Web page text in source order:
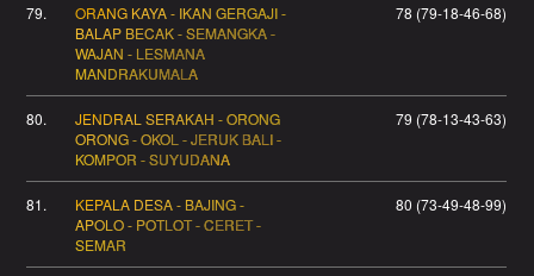
79.
ORANG KAYA - IKAN GERGAJI -
BALAP BECAK - SEMANGKA -
WAJAN - LESMANA
MANDRAKUMALA
78 (79-18-46-68)
80.
JENDRAL SERAKAH - ORONG
ORONG - OKOL - JERUK BALI -
KOMPOR - SUYUDANA
79 (78-13-43-63)
81.
KEPALA DESA - BAJING -
APOLO - POTLOT - CERET -
SEMAR
80 (73-49-48-99)